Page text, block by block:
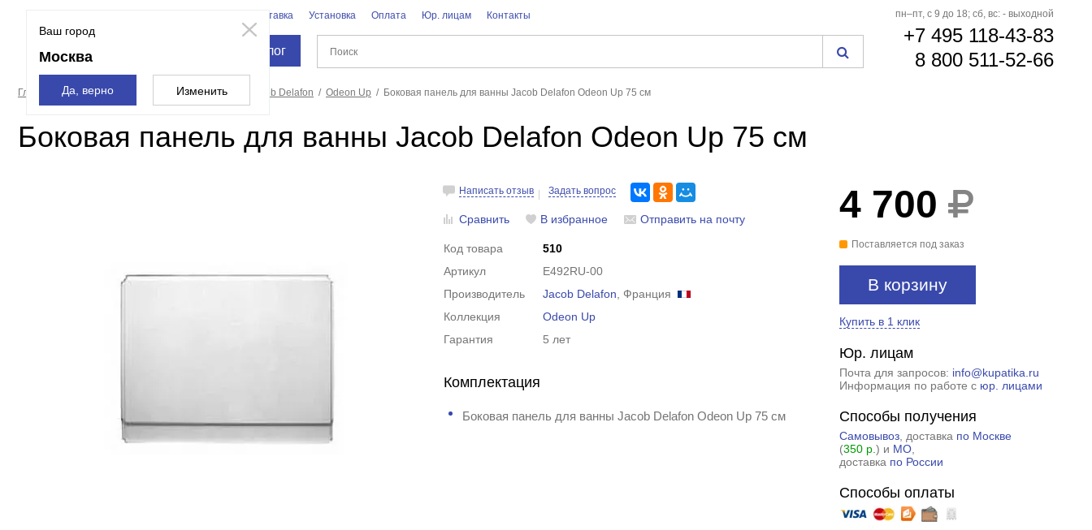
Ваш город
Москва
Да, верно Изменить
Доставка Установка Оплата Юр. лицам Контакты
Каталог
пн–пт, с 9 до 18; сб, вс: - выходной
+7 495 118-43-83
8 800 511-52-66
Главная страница Экраны для ванн Jacob Delafon Odeon Up Боковая панель для ванны Jacob Delafon Odeon Up 75 см
Боковая панель для ванны Jacob Delafon Odeon Up 75 см
Написать отзыв Задать вопрос
Сравнить В избранное Отправить на почту
Код товара
510
Артикул
E492RU-00
Производитель
Jacob Delafon , Франция
Коллекция
Odeon Up
Гарантия
5 лет
Комплектация
Боковая панель для ванны Jacob Delafon Odeon Up 75 см
4 700
Поставляется под заказ
В корзину
Купить в 1 клик
Юр. лицам
Почта для запросов: info@kupatika.ru
Информация по работе с юр. лицами
Способы получения
Самовывоз, доставка по Москве
(350 р. ) и МО,
доставка по России
Способы оплаты